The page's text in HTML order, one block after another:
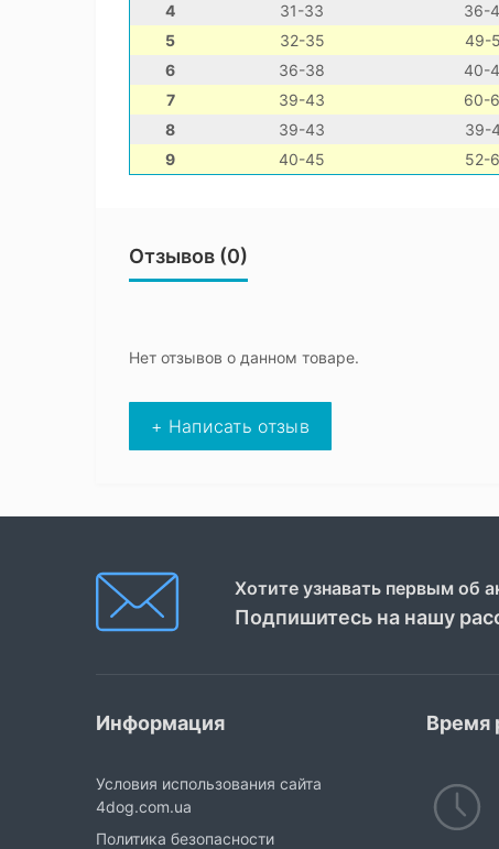
4
31-33 36-
5
32-35 49-
6
36-38 40-
7
39-43 60-
8
39-43 39-
9
40-45 52-
Отзывов (0)
Нет отзывов о данном товаре.
+ Написать отзыв
Хотите узнавать первым об
Подпишитесь на нашу
Информация
Условия использования сайта
4dog.com.ua
Политика безопасности
Время